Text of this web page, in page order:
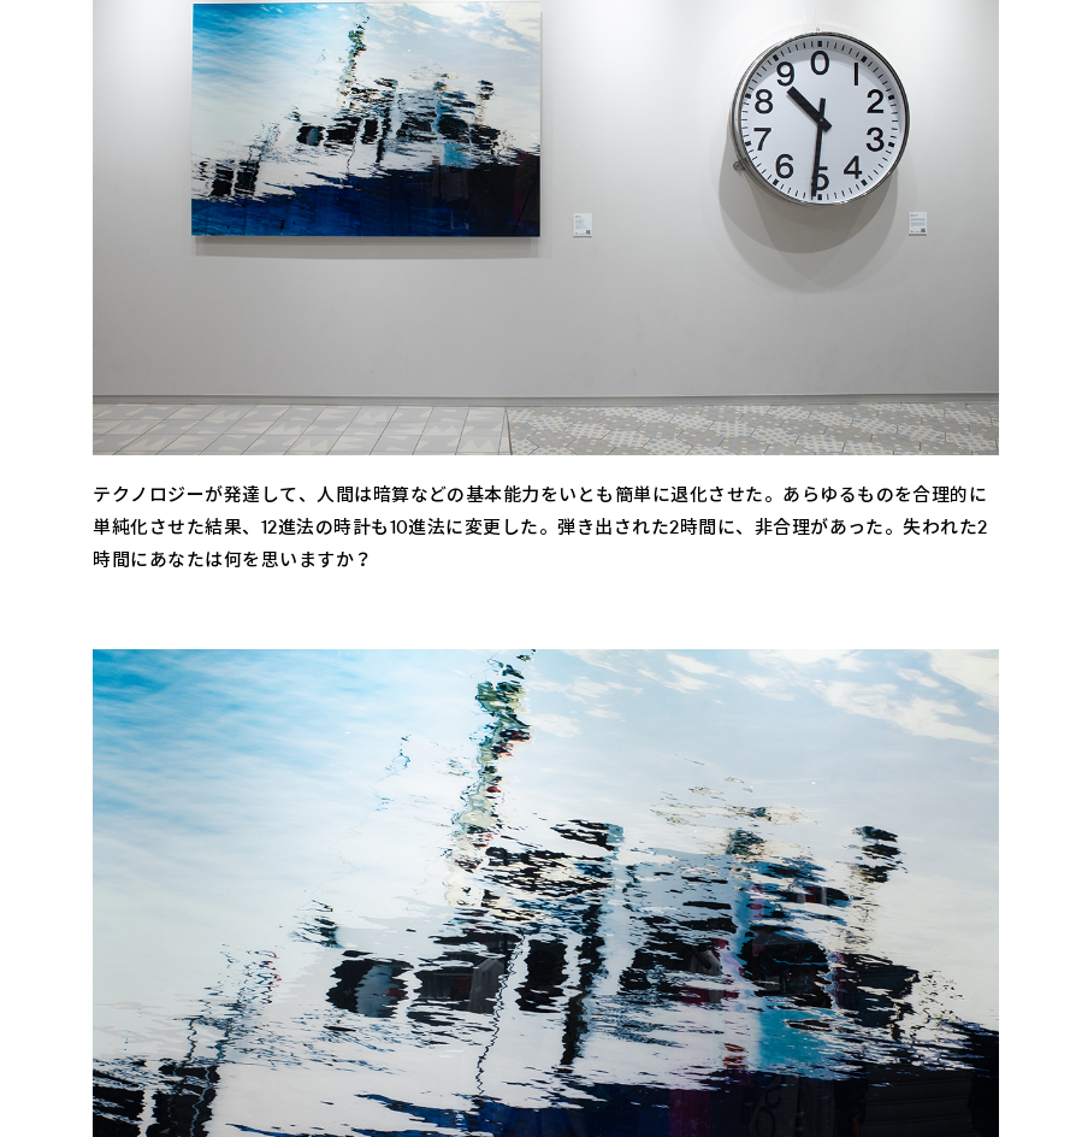
テクノロジーが発達して、人間は暗算などの基本能力をいとも簡単に退化させた。あらゆるものを合理的に
単純化させた結果、12進法の時計も10進法に変更した。弾き出された2時間に、非合理があった。失われた2
時間にあなたは何を思いますか？